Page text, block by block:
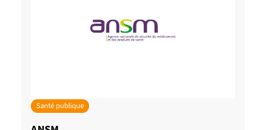
Santé publique